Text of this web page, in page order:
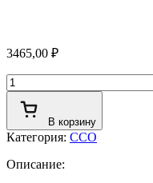
3465,00 ₽
Количество
товара
Аптечка
отрывная
MR
(MultiCam)
В корзину
Категория: ССО
Описание: